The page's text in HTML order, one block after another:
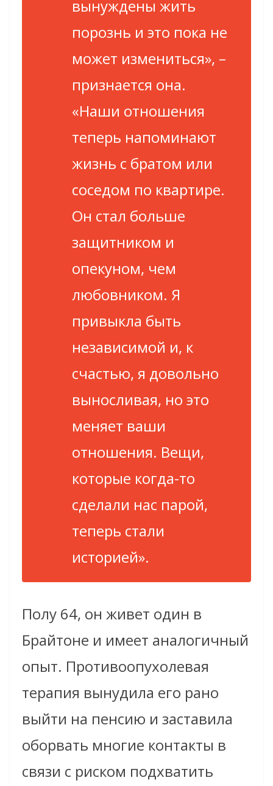
вынуждены жить
порознь и это пока не
может измениться», –
признается она.
«Наши отношения
теперь напоминают
жизнь с братом или
соседом по квартире.
Он стал больше
защитником и
опекуном, чем
любовником. Я
привыкла быть
независимой и, к
счастью, я довольно
выносливая, но это
меняет ваши
отношения. Вещи,
которые когда-то
сделали нас парой,
теперь стали
историей».
Полу 64, он живет один в
Брайтоне и имеет аналогичный
опыт. Противоопухолевая
терапия вынудила его рано
выйти на пенсию и заставила
оборвать многие контакты в
связи с риском подхватить